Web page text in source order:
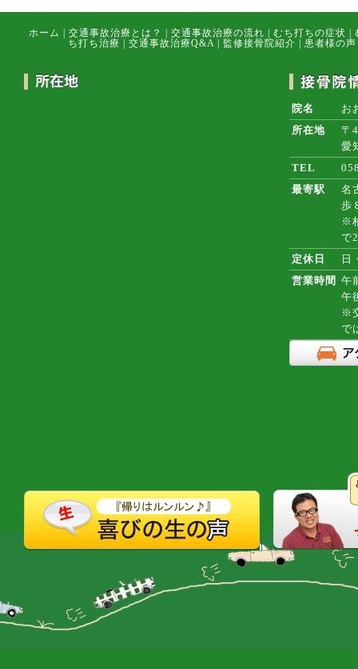
ホーム 交通事故治療とは？ 交通事故治療の流れ むち打ちの症状
ち打ち治療
交通事故治療Q&A 監修接骨院紹介 患者様の声
院名
お
所在地
〒
愛
TEL
最寄駅
名
歩
※
で
定休日
日
営業時間 午
午
※
で